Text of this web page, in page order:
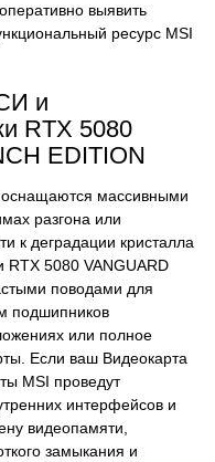
выявить
ресурс MSI
и
RTX 5080
EDITION
оснащаются массивными
разгона или
к деградации кристалла
RTX 5080 VANGUARD
поводами для
подшипников
или полное
Если ваш Видеокарта
MSI проведут
интерфейсов и
видеопамяти,
замыкания и